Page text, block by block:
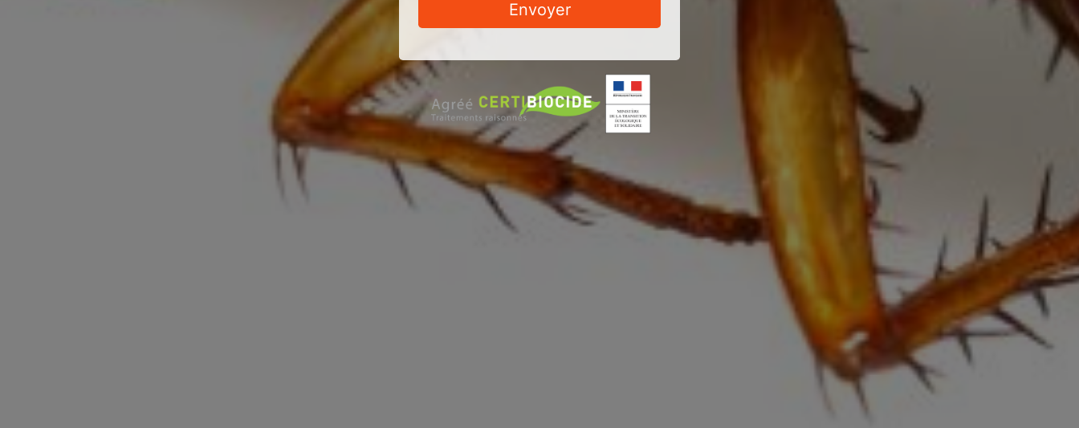
Envoyer